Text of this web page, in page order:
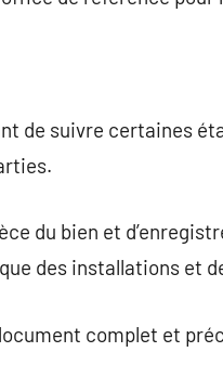
de suivre certaines
du bien et
des installations et
complet et